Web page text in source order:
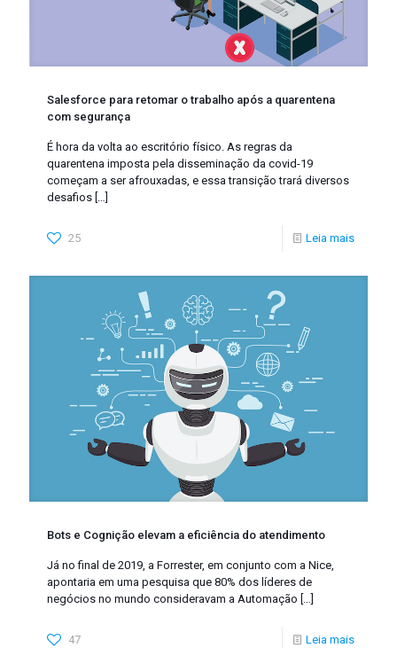
Salesforce para retomar o trabalho após a quarentena
com segurança
É hora da volta ao escritório físico. As regras da
quarentena imposta pela disseminação da covid-19
começam a ser afrouxadas, e essa transição trará diversos
desafios […]
25 Leia mais
Bots e Cognição elevam a eficiência do atendimento
Já no final de 2019, a Forrester, em conjunto com a Nice,
apontaria em uma pesquisa que 80% dos líderes de
negócios no mundo consideravam a Automação […]
47 Leia mais